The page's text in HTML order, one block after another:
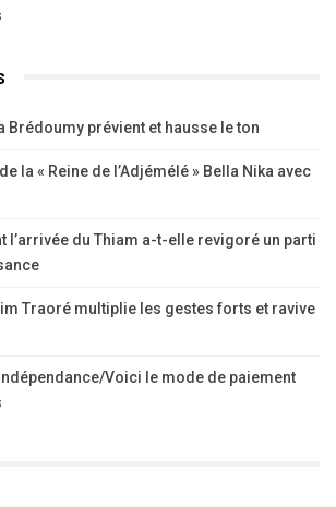
Brédoumy prévient et hausse le ton
la « Reine de l’Adjémélé » Bella Nika avec
l’arrivée du Thiam a-t-elle revigoré un parti
Traoré multiplie les gestes forts et ravive
Voici le mode de paiement